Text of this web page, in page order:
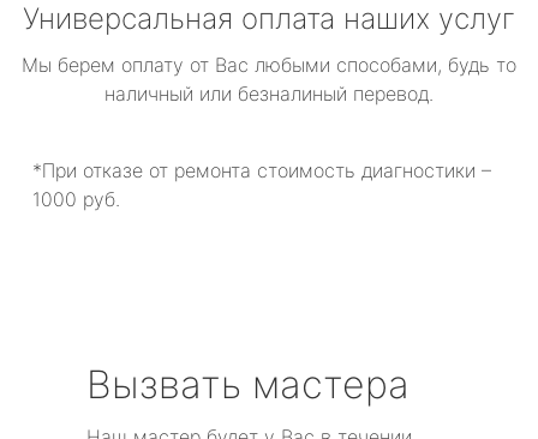
Универсальная оплата наших услуг
Мы берем оплату от Вас любыми способами, будь то
наличный или безналиный перевод.
*При отказе от ремонта стоимость диагностики –
1000 руб.
Вызвать мастера